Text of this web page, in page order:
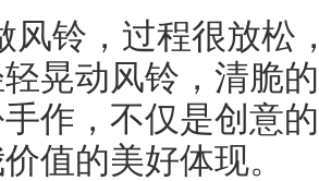
风铃，过程很放松
晃动风铃，清脆
作，不仅是创意
值的美好体现。